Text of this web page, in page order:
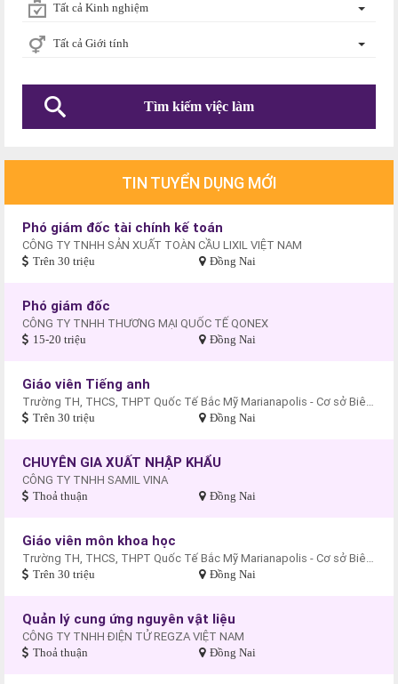
Tất cả Kinh nghiệm
Tất cả Giới tính
TIN TUYỂN DỤNG MỚI
Phó giám đốc tài chính kế toán
CÔNG TY TNHH SẢN XUẤT TOÀN CẦU LIXIL VIỆT NAM
Trên 30 triệu Đồng Nai
Phó giám đốc
CÔNG TY TNHH THƯƠNG MẠI QUỐC TẾ QONEX
15-20 triệu Đồng Nai
Giáo viên Tiếng anh
Trường TH, THCS, THPT Quốc Tế Bắc Mỹ Marianapolis - Cơ sở Biên Hòa
Trên 30 triệu Đồng Nai
CHUYÊN GIA XUẤT NHẬP KHẨU
CÔNG TY TNHH SAMIL VINA
Thoả thuận Đồng Nai
Giáo viên môn khoa học
Trường TH, THCS, THPT Quốc Tế Bắc Mỹ Marianapolis - Cơ sở Biên Hòa
Trên 30 triệu Đồng Nai
Quản lý cung ứng nguyên vật liệu
CÔNG TY TNHH ĐIỆN TỬ REGZA VIỆT NAM
Thoả thuận Đồng Nai